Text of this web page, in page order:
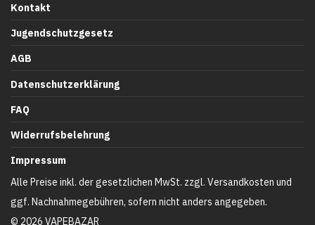
Kontakt
Jugendschutzgesetz
AGB
Datenschutzerklärung
FAQ
Widerrufsbelehrung
Impressum
© 2026 VAPEBAZAR
Alle Preise inkl. der gesetzlichen MwSt. zzgl. Versandkosten und
ggf. Nachnahmegebühren, sofern nicht anders angegeben.